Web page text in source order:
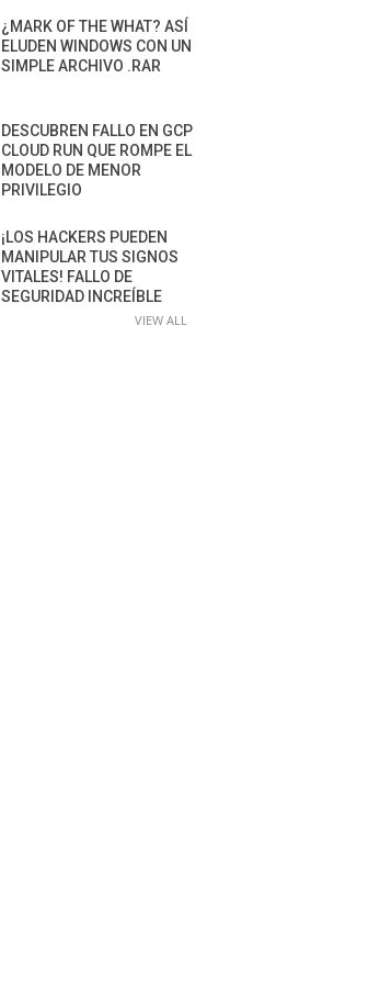
¿MARK OF THE WHAT? ASÍ
ELUDEN WINDOWS CON UN
SIMPLE ARCHIVO .RAR
DESCUBREN FALLO EN GCP
CLOUD RUN QUE ROMPE EL
MODELO DE MENOR
PRIVILEGIO
¡LOS HACKERS PUEDEN
MANIPULAR TUS SIGNOS
VITALES! FALLO DE
SEGURIDAD INCREÍBLE
VIEW ALL